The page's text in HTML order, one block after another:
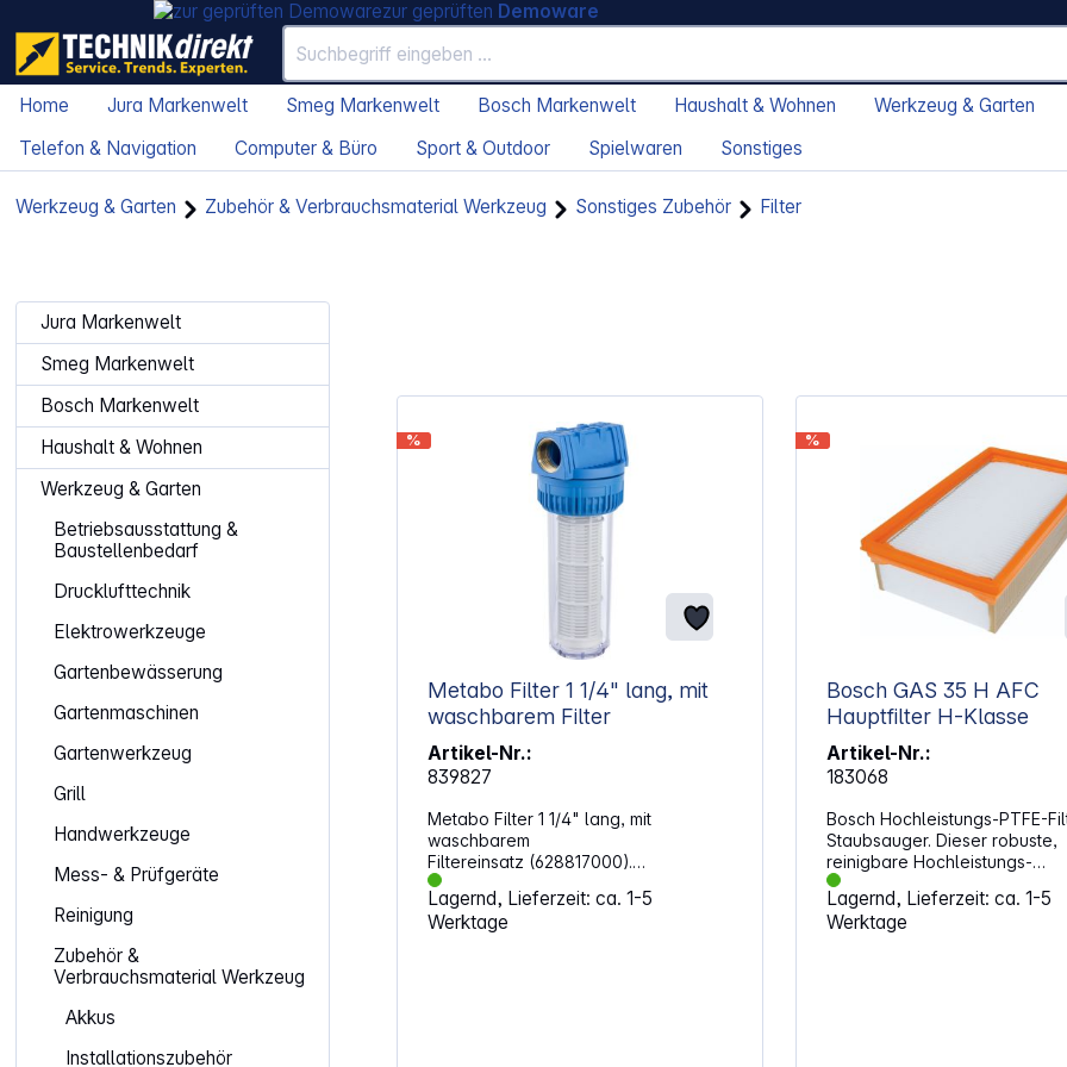
zur geprüften Demoware
Home Jura Markenwelt Smeg Markenwelt Bosch Markenwelt Haushalt & Wohnen Werkzeug & Garten
Telefon & Navigation
Computer & Büro Sport & Outdoor Spielwaren Sonstiges
Werkzeug & Garten Zubehör & Verbrauchsmaterial Werkzeug Sonstiges Zubehör Filter
Jura Markenwelt
Smeg Markenwelt
Bosch Markenwelt
Haushalt & Wohnen
Werkzeug & Garten
Betriebsausstattung &
Baustellenbedarf
Drucklufttechnik
Elektrowerkzeuge
Gartenbewässerung
Gartenmaschinen
Gartenwerkzeug
Grill
Handwerkzeuge
Mess- & Prüfgeräte
Reinigung
Zubehör &
Verbrauchsmaterial Werkzeug
Akkus
Installationszubehör
%
Metabo Filter 1 1/4" lang, mit
waschbarem Filter
Artikel-Nr.:
839827
Metabo Filter 1 1/4" lang, mit
waschbarem
Filtereinsatz (628817000).
Eigenschaften: Filter für die
Saugleitung von Gartenpumpen und
Hauswasserwerken/-automaten
Lagernd, Lieferzeit: ca. 1-5
Werktage
%
Bosch GAS 35 H AFC
Hauptfilter H-Klasse
Artikel-Nr.:
183068
Bosch Hochleistungs-PTFE-
Staubsauger. Dieser robuste,
reinigbare Hochleistungs-
Flachfaltenfilter ist mit einer
zusätzlichen
(PTFE)-Beschichtung für
Lagernd, Lieferzeit: ca. 1-5
Werktage